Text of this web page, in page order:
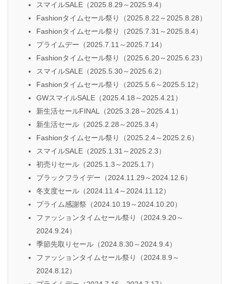
スマイルSALE（2025.8.29～2025.9.4）
Fashionタイムセール祭り（2025.8.22～2025.8.28）
Fashionタイムセール祭り（2025.7.31～2025.8.4）
プライムデー（2025.7.11～2025.7.14）
Fashionタイムセール祭り（2025.6.20～2025.6.23）
スマイルSALE（2025.5.30～2025.6.2）
Fashionタイムセール祭り（2025.5.6～2025.5.12）
GWスマイルSALE（2025.4.18～2025.4.21）
新生活セールFINAL（2025.3.28～2025.4.1）
新生活セール（2025.2.28～2025.3.4）
Fashionタイムセール祭り（2025.2.4～2025.2.6）
スマイルSALE（2025.1.31～2025.2.3）
初売りセール（2025.1.3～2025.1.7）
ブラックフライデー（2024.11.29～2024.12.6）
冬支度セール（2024.11.4～2024.11.12）
プライム感謝祭（2024.10.19～2024.10.20）
ファッションタイムセール祭り（2024.9.20～
2024.9.24）
季節先取りセール（2024.8.30～2024.9.4）
ファッションタイムセール祭り（2024.8.9～
2024.8.12）